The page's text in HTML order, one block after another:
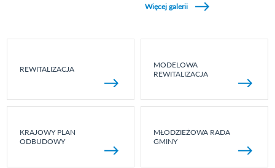
Więcej galerii
REWITALIZACJA
MODELOWA
REWITALIZACJA
KRAJOWY PLAN
ODBUDOWY
MŁODZIEŻOWA RADA
GMINY